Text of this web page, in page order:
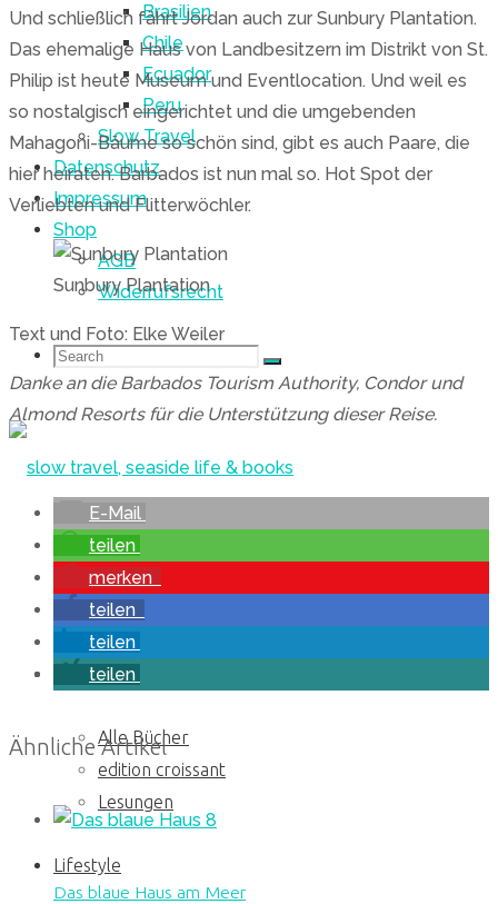
Brasilien
Chile
Ecuador
Peru
Slow Travel
Datenschutz
Impressum
Shop
AGB
Widerrufsrecht
Search
Search
Search
Skip
Bücher
Alle Bücher
edition croissant
Lesungen
Lifestyle
Und schließlich fährt Jordan auch zur Sunbury Plantation.
Das ehemalige Haus von Landbesitzern im Distrikt von St.
Philip ist heute Museum und Eventlocation. Und weil es
so nostalgisch eingerichtet und die umgebenden
Mahagoni-Bäume so schön sind, gibt es auch Paare, die
hier heiraten. Barbados ist nun mal so. Hot Spot der
Verliebten und Flitterwöchler.
Sunbury Plantation
Text und Foto: Elke Weiler
Danke an die Barbados Tourism Authority, Condor und
Almond Resorts für die Unterstützung dieser Reise.
E-Mail
teilen
merken
teilen
teilen
teilen
Ähnliche Artikel
8
Das blaue Haus am Meer